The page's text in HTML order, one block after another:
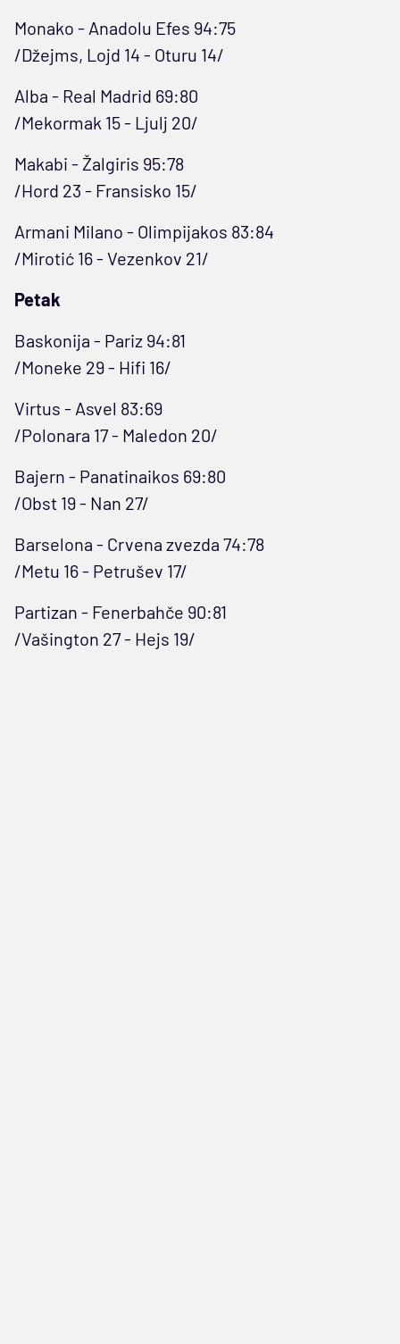
Monako - Anadolu Efes 94:75
/Džejms, Lojd 14 - Oturu 14/
Alba - Real Madrid 69:80
/Mekormak 15 - Ljulj 20/
Makabi - Žalgiris 95:78
/Hord 23 - Fransisko 15/
Armani Milano - Olimpijakos 83:84
/Mirotić 16 - Vezenkov 21/
Petak
Baskonija - Pariz 94:81
/Moneke 29 - Hifi 16/
Virtus - Asvel 83:69
/Polonara 17 - Maledon 20/
Bajern - Panatinaikos 69:80
/Obst 19 - Nan 27/
Barselona - Crvena zvezda 74:78
/Metu 16 - Petrušev 17/
Partizan - Fenerbahče 90:81
/Vašington 27 - Hejs 19/